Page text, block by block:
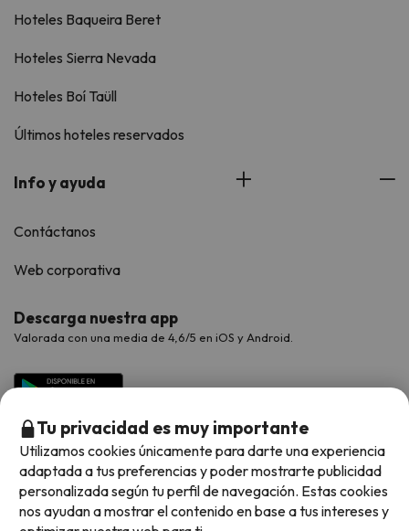
Hoteles Baqueira Beret
Hoteles Sierra Nevada
Hoteles Boí Taüll
Últimos hoteles reservados
Info y ayuda
Contáctanos
Web corporativa
Descarga nuestra app
Valorada con una media de 4,6/5 en iOS y Android.
Tu privacidad es muy importante
Utilizamos cookies únicamente para darte una experiencia
adaptada a tus preferencias y poder mostrarte publicidad
personalizada según tu perfil de navegación. Estas cookies
nos ayudan a mostrar el contenido en base a tus intereses y